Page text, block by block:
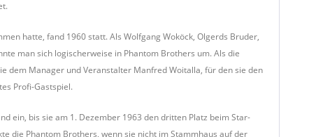
hatte, fand 1960 statt. Als Wolfgang Woköck, Olgerds Bruder,
man sich logischerweise in Phantom Brothers um. Als die
dem Manager und Veranstalter Manfred Woitalla, für den sie den
Profi-Gastspiel.
ein, bis sie am 1. Dezember 1963 den dritten Platz beim Star-
die Phantom Brothers, wenn sie nicht im Stammhaus auf der